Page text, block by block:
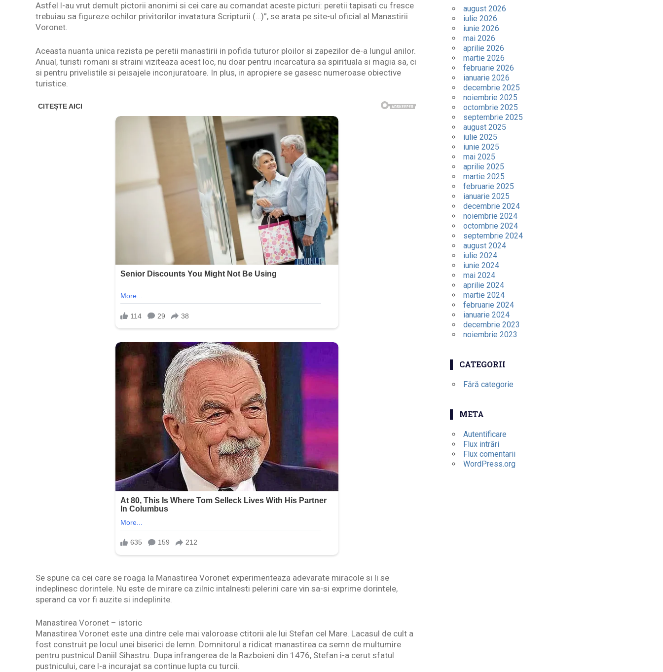
Astfel l-au vrut demult pictorii anonimi si cei care au comandat aceste picturi: peretii tapisati cu fresce
trebuiau sa figureze ochilor privitorilor invatatura Scripturii (…)”, se arata pe site-ul oficial al Manastirii
Voronet.
Aceasta nuanta unica rezista pe peretii manastirii in pofida tuturor ploilor si zapezilor de-a lungul anilor.
Anual, turisti romani si straini viziteaza acest loc, nu doar pentru incarcatura sa spirituala si magia sa, ci
si pentru privelistile si peisajele inconjuratoare. In plus, in apropiere se gasesc numeroase obiective
turistice.
Se spune ca cei care se roaga la Manastirea Voronet experimenteaza adevarate miracole si li se
indeplinesc dorintele. Nu este de mirare ca zilnic intalnesti pelerini care vin sa-si exprime dorintele,
sperand ca vor fi auzite si indeplinite.
Manastirea Voronet – istoric
Manastirea Voronet este una dintre cele mai valoroase ctitorii ale lui Stefan cel Mare. Lacasul de cult a
fost construit pe locul unei biserici de lemn. Domnitorul a ridicat manastirea ca semn de multumire
pentru pustnicul Daniil Sihastru. Dupa infrangerea de la Razboieni din 1476, Stefan i-a cerut sfatul
pustnicului, care l-a incurajat sa continue lupta cu turcii.
august 2026
iulie 2026
iunie 2026
mai 2026
aprilie 2026
martie 2026
februarie 2026
ianuarie 2026
decembrie 2025
noiembrie 2025
octombrie 2025
septembrie 2025
august 2025
iulie 2025
iunie 2025
mai 2025
aprilie 2025
martie 2025
februarie 2025
ianuarie 2025
decembrie 2024
noiembrie 2024
octombrie 2024
septembrie 2024
august 2024
iulie 2024
iunie 2024
mai 2024
aprilie 2024
martie 2024
februarie 2024
ianuarie 2024
decembrie 2023
noiembrie 2023
CATEGORII
Fără categorie
META
Autentificare
Flux intrări
Flux comentarii
WordPress.org